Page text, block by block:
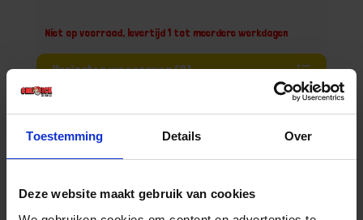
Toestemming Details Over
Deze website maakt gebruik van cookies
Niet op voorraad, levertijd 1 tot meerdere werkdagen
Varianten weergeven (2)